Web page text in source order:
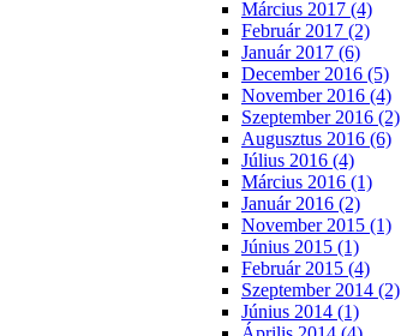
Március 2017 (4)
Február 2017 (2)
Január 2017 (6)
December 2016 (5)
November 2016 (4)
Szeptember 2016 (2)
Augusztus 2016 (6)
Július 2016 (4)
Március 2016 (1)
Január 2016 (2)
November 2015 (1)
Június 2015 (1)
Február 2015 (4)
Szeptember 2014 (2)
Június 2014 (1)